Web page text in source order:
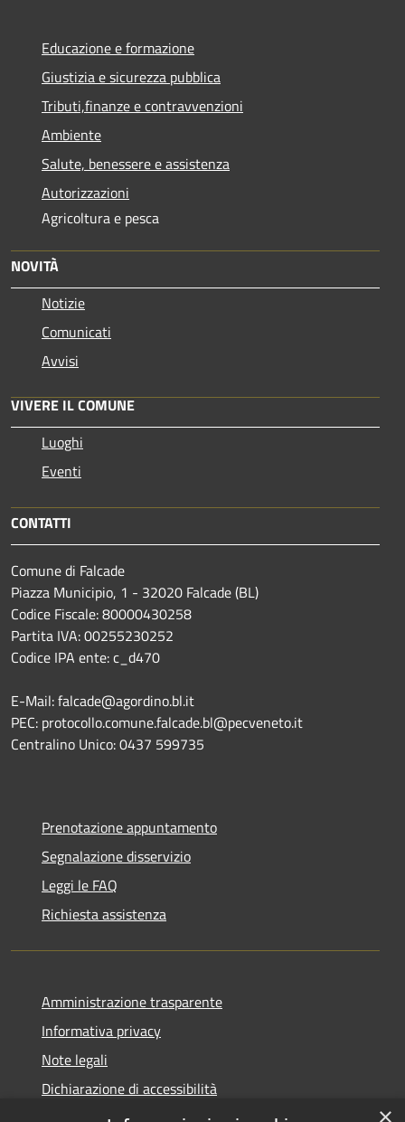
Educazione e formazione
Giustizia e sicurezza pubblica
Tributi,finanze e contravvenzioni
Ambiente
Salute, benessere e assistenza
Autorizzazioni
Agricoltura e pesca
NOVITÀ
Notizie
Comunicati
Avvisi
VIVERE IL COMUNE
Luoghi
Eventi
CONTATTI
Comune di Falcade
Piazza Municipio, 1 - 32020 Falcade (BL)
Codice Fiscale: 80000430258
Partita IVA: 00255230252
Codice IPA ente: c_d470
E-Mail: falcade@agordino.bl.it
PEC: protocollo.comune.falcade.bl@pecveneto.it
Centralino Unico: 0437 599735
Prenotazione appuntamento
Segnalazione disservizio
Leggi le FAQ
Richiesta assistenza
Amministrazione trasparente
Informativa privacy
Note legali
Dichiarazione di accessibilità
Dichiarazione di accessibilità App Municipium